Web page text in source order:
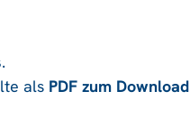
.
als PDF zum Download